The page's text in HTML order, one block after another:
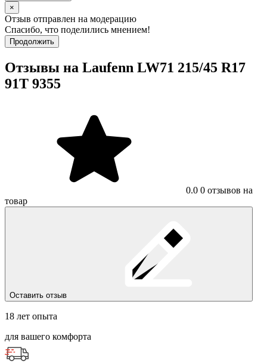
×
Отзыв отправлен на модерацию
Спасибо, что поделились мнением!
Продолжить
Отзывы на Laufenn LW71 215/45 R17
91T 9355
0.0 0 отзывов на
товар
Оставить отзыв
18 лет опыта
для вашего комфорта